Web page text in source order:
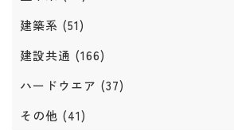
建築系 (51)
建設共通 (166)
ハードウエア (37)
その他 (41)